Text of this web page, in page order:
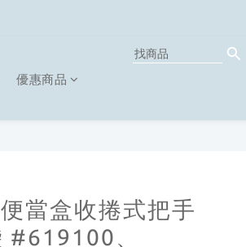
優惠商品
當盒收捲式把手
#619100、